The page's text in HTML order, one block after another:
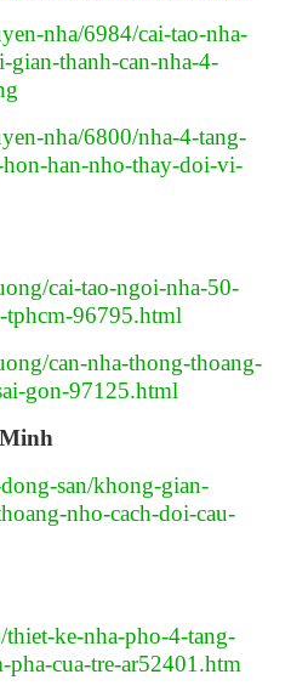
nha/6984/cai-tao-nha-
thanh-can-nha-4-
nha/6800/nha-4-tang-
han-nho-thay-doi-vi-
cai-tao-ngoi-nha-50-
96795.html
can-nha-thong-thoang-
gon-97125.html
san/khong-gian-
nho-cach-doi-cau-
ke-nha-pho-4-tang-
cua-tre-ar52401.htm